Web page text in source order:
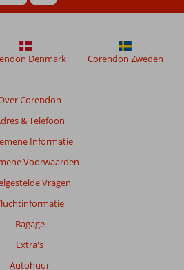
Corendon
& Telefoon
Informatie
Voorwaarden
Vragen
Bagage
Extra's
Autohuur
Denmark Corendon Zweden